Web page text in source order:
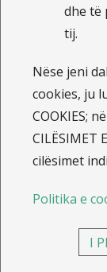
dyja.
sigurimeve
për veturë me
vetëm 0.5%
financimit
nga sigurimi
dhe të
tij.
Nëse jeni
cookies, ju
COOKIES;
CILËSIMET
cilësimet
Politika e
I